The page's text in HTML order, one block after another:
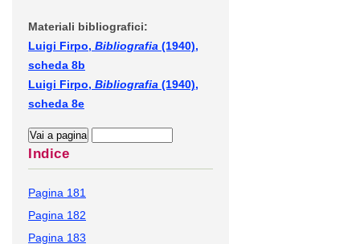
Materiali bibliografici:
Luigi Firpo, Bibliografia (1940),
scheda 8b
Luigi Firpo, Bibliografia (1940),
scheda 8e
Indice
Pagina 181
Pagina 182
Pagina 183